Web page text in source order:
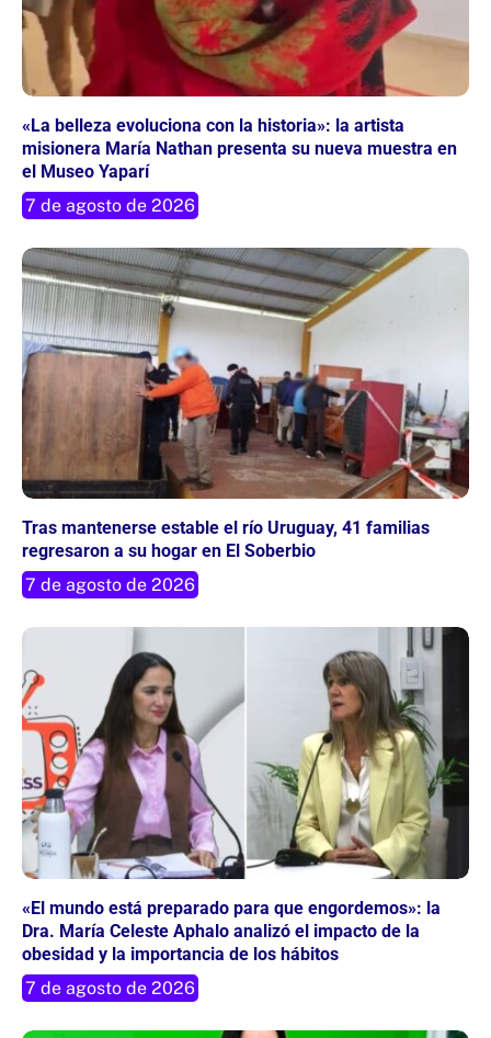
«La belleza evoluciona con la historia»: la artista
misionera María Nathan presenta su nueva muestra en
el Museo Yaparí
7 de agosto de 2026
Tras mantenerse estable el río Uruguay, 41 familias
regresaron a su hogar en El Soberbio
7 de agosto de 2026
«El mundo está preparado para que engordemos»: la
Dra. María Celeste Aphalo analizó el impacto de la
obesidad y la importancia de los hábitos
7 de agosto de 2026